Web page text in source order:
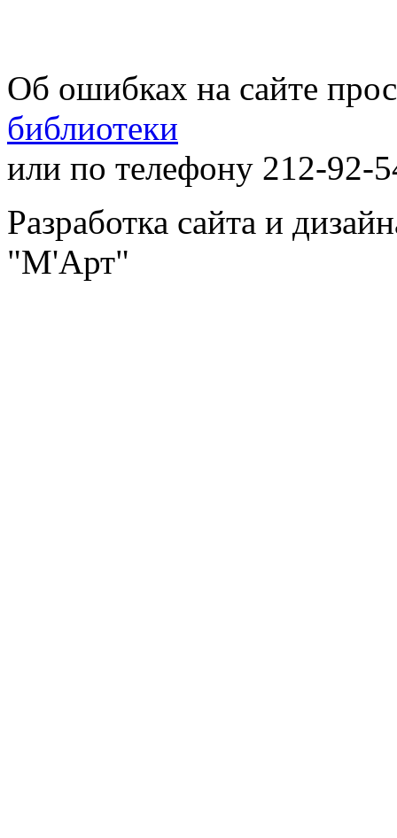
Об ошибках на сайте
библиотеки
или по телефону 212-92-
Разработка сайта и
"М'Арт"